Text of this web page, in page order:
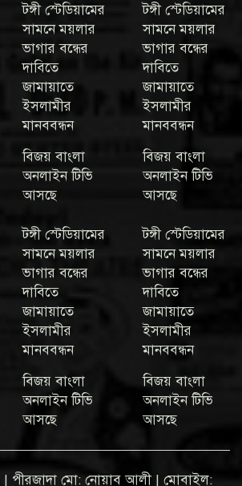
টঙ্গী স্টেডিয়ামের
সামনে ময়লার
ভাগার বন্ধের
দাবিতে
জামায়াতে
ইসলামীর
মানববন্ধন
বিজয় বাংলা
অনলাইন টিভি
আসছে
টঙ্গী স্টেডিয়ামের
সামনে ময়লার
ভাগার বন্ধের
দাবিতে
জামায়াতে
ইসলামীর
মানববন্ধন
বিজয় বাংলা
অনলাইন টিভি
আসছে
টঙ্গী স্টেডিয়ামের
সামনে ময়লার
ভাগার বন্ধের
দাবিতে
জামায়াতে
ইসলামীর
মানববন্ধন
বিজয় বাংলা
অনলাইন টিভি
আসছে
টঙ্গী স্টেডিয়ামের
সামনে ময়লার
ভাগার বন্ধের
দাবিতে
জামায়াতে
ইসলামীর
মানববন্ধন
বিজয় বাংলা
অনলাইন টিভি
আসছে
| পীরজাদা মো: নোয়াব আলী | মোবাইল: